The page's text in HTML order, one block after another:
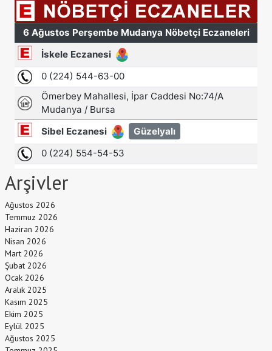
Arşivler
Ağustos 2026
Temmuz 2026
Haziran 2026
Nisan 2026
Mart 2026
Şubat 2026
Ocak 2026
Aralık 2025
Kasım 2025
Ekim 2025
Eylül 2025
Ağustos 2025